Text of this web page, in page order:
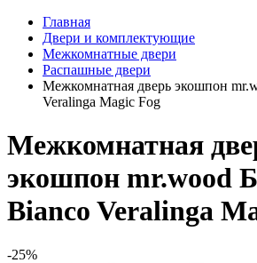
Главная
Двери и комплектующие
Межкомнатные двери
Распашные двери
Межкомнатная дверь экошпон
Veralinga Magic Fog
Межкомнатная
экошпон mr.wood
Bianco Veralinga
-25%